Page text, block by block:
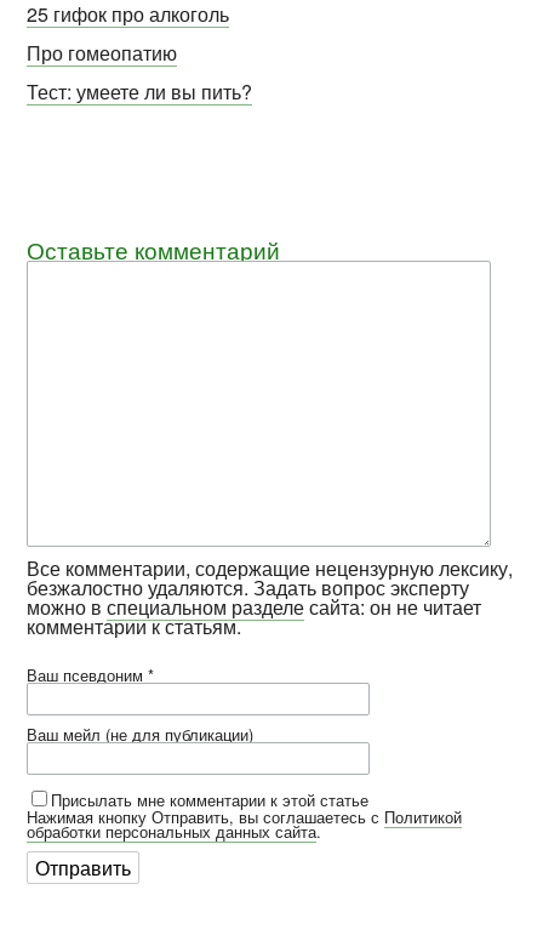
25 гифок про алкоголь
Про гомеопатию
Тест: умеете ли вы пить?
Оставьте комментарий
Все комментарии, содержащие нецензурную лексику,
безжалостно удаляются. Задать вопрос эксперту
можно вспециальном разделесайта: он не читает
комментарии к статьям.
Ваш псевдоним *
Ваш мейл (не для публикации)
Присылать мне комментарии к этой статье
Нажимая кнопку Отправить, вы соглашаетесь с Политикой
обработки персональных данных сайта.